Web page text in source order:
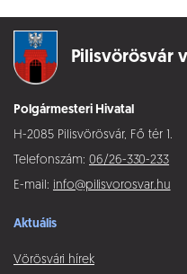
Pilisvörösvár
Polgármesteri Hivatal
H-2085 Pilisvörösvár, Fő tér 1.
Telefonszám: 06/26-330-233
E-mail: info@pilisvorosvar.hu
Aktuális
Vörösvári hírek